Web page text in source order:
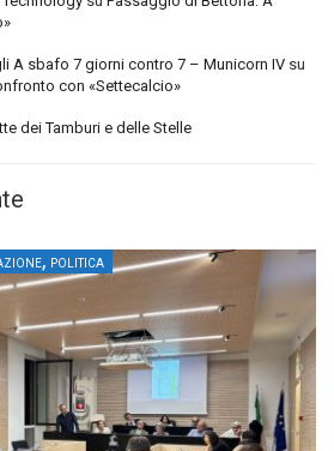
A sbafo 7 giorni contro 7 – Municorn IV su
con «Settecalcio»
dei Tamburi e delle Stelle
, POLITICA